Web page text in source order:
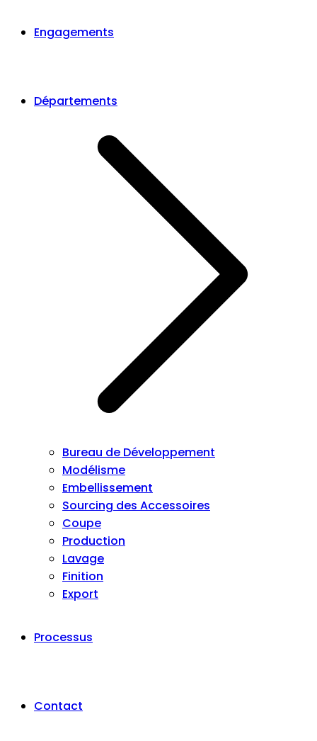
Engagements
Départements
Bureau de Développement
Modélisme
Embellissement
Sourcing des Accessoires
Coupe
Production
Lavage
Finition
Export
Processus
Contact